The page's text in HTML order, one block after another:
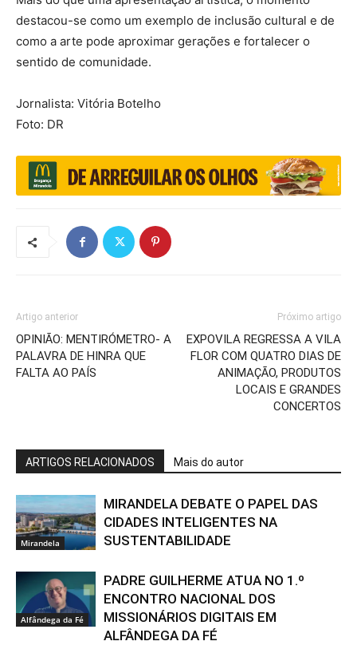
destacou-se como um exemplo de inclusão cultural e de
como a arte pode aproximar gerações e fortalecer o
sentido de comunidade.
Jornalista: Vitória Botelho
Foto: DR
Artigo anterior
OPINIÃO: MENTIRÓMETRO- A
PALAVRA DE HINRA QUE
FALTA AO PAÍS
Próximo artigo
EXPOVILA REGRESSA A VILA
FLOR COM QUATRO DIAS DE
ANIMAÇÃO, PRODUTOS
LOCAIS E GRANDES
CONCERTOS
ARTIGOS RELACIONADOS Mais do autor
Mirandela
MIRANDELA DEBATE O PAPEL DAS
CIDADES INTELIGENTES NA
SUSTENTABILIDADE
Alfândega da Fé
PADRE GUILHERME ATUA NO 1.º
ENCONTRO NACIONAL DOS
MISSIONÁRIOS DIGITAIS EM
ALFÂNDEGA DA FÉ